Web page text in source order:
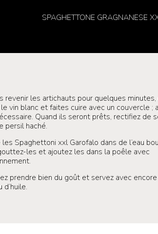
SPAGHETTONE GRAGNANESE
revenir les artichauts pour quelques
vin blanc et faites cuire avec un couvercle ;
Quand ils seront prêts, rectifiez de
persil haché.
les Spaghettoni xxl Garofalo dans de l’eau
les et ajoutez les dans la poêle avec
prendre bien du goût et servez avec
d’huile.